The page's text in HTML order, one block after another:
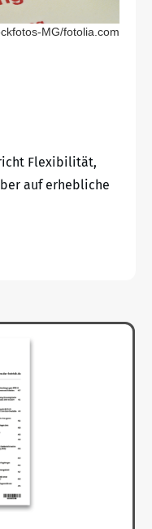
MG/fotolia.com
Flexibilität,
auf erhebliche